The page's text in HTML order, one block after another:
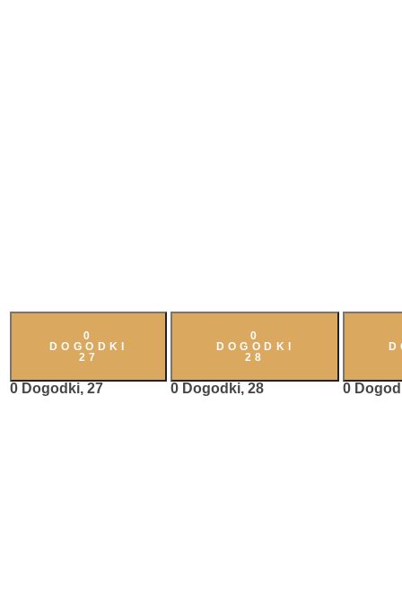
0
DOGODKI
27
0 Dogodki, 27
0
DOGODKI
28
0 Dogodki, 28 0